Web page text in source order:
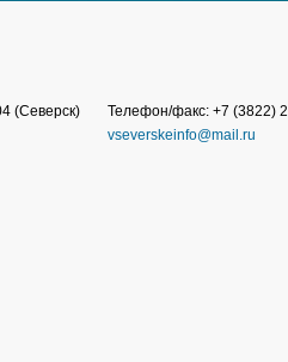
(Северск)
Телефон/факс: +7 (3822)
vseverskeinfo@mail.ru